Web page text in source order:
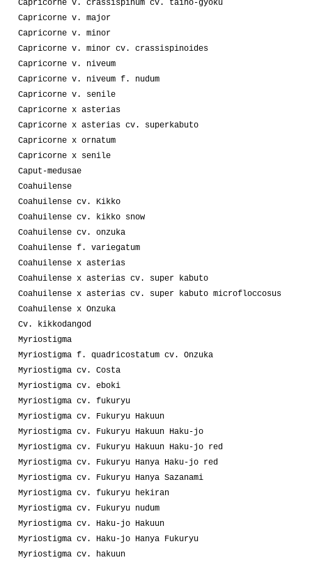
Capricorne v. crassispinum cv. taiho-gyoku
Capricorne v. major
Capricorne v. minor
Capricorne v. minor cv. crassispinoides
Capricorne v. niveum
Capricorne v. niveum f. nudum
Capricorne v. senile
Capricorne x asterias
Capricorne x asterias cv. superkabuto
Capricorne x ornatum
Capricorne x senile
Caput-medusae
Coahuilense
Coahuilense cv. Kikko
Coahuilense cv. kikko snow
Coahuilense cv. onzuka
Coahuilense f. variegatum
Coahuilense x asterias
Coahuilense x asterias cv. super kabuto
Coahuilense x asterias cv. super kabuto microfloccosus
Coahuilense x Onzuka
Cv. kikkodangod
Myriostigma
Myriostigma f. quadricostatum cv. Onzuka
Myriostigma cv. Costa
Myriostigma cv. eboki
Myriostigma cv. fukuryu
Myriostigma cv. Fukuryu Hakuun
Myriostigma cv. Fukuryu Hakuun Haku-jo
Myriostigma cv. Fukuryu Hakuun Haku-jo red
Myriostigma cv. Fukuryu Hanya Haku-jo red
Myriostigma cv. Fukuryu Hanya Sazanami
Myriostigma cv. fukuryu hekiran
Myriostigma cv. Fukuryu nudum
Myriostigma cv. Haku-jo Hakuun
Myriostigma cv. Haku-jo Hanya Fukuryu
Myriostigma cv. hakuun